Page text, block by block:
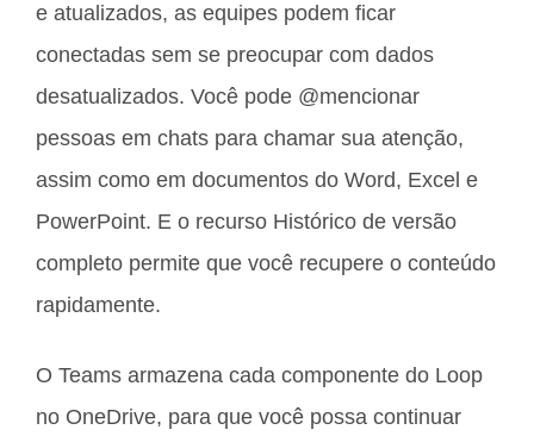
e atualizados, as equipes podem ficar
conectadas sem se preocupar com dados
desatualizados. Você pode @mencionar
pessoas em chats para chamar sua atenção,
assim como em documentos do Word, Excel e
PowerPoint. E o recurso Histórico de versão
completo permite que você recupere o conteúdo
rapidamente.
O Teams armazena cada componente do Loop
no OneDrive, para que você possa continuar